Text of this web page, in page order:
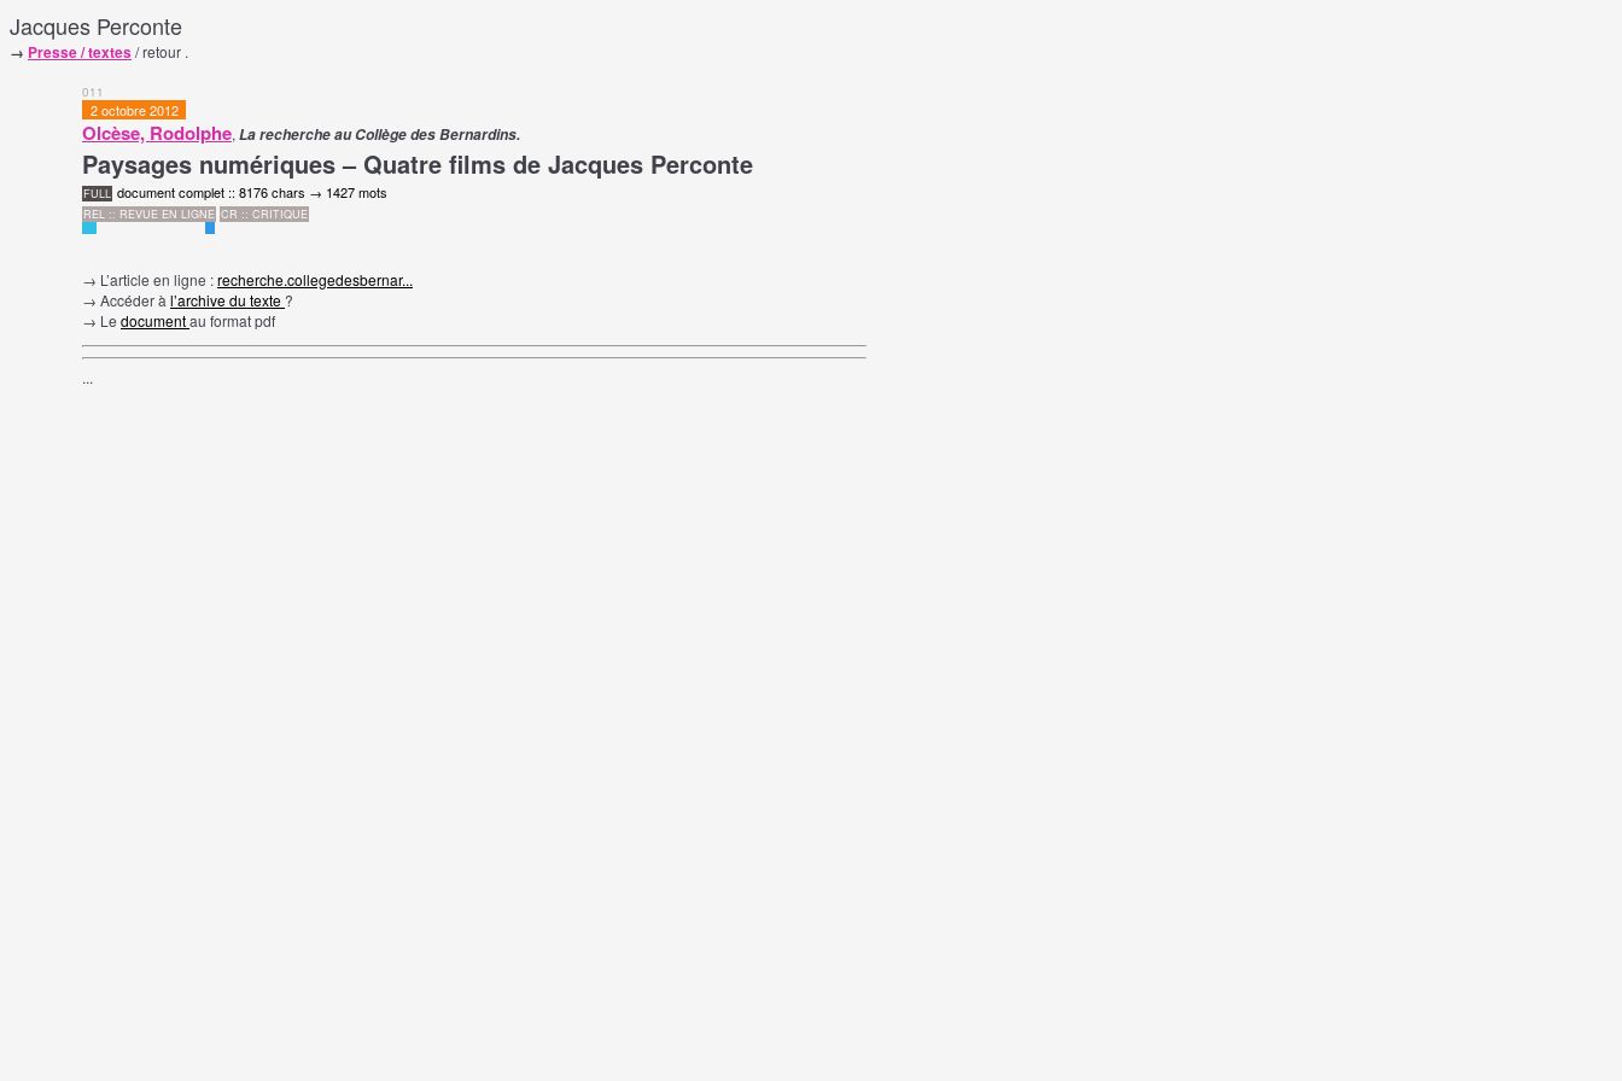
Jacques Perconte
→ Presse / textes/ retour .
011
2 octobre 2012
Olcèse, Rodolphe, La recherche au Collège des Bernardins.
Paysages numériques – Quatre films de Jacques Perconte
FULL document complet :: 8176 chars → 1427 mots
REL :: REVUE EN LIGNE CR :: CRITIQUE
→ L’article en ligne :recherche.collegedesbernar...
→ Accéder à l’archive du texte ?
→ Le documentau format pdf
...